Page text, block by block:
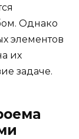
Однако
элементов
их
задаче.